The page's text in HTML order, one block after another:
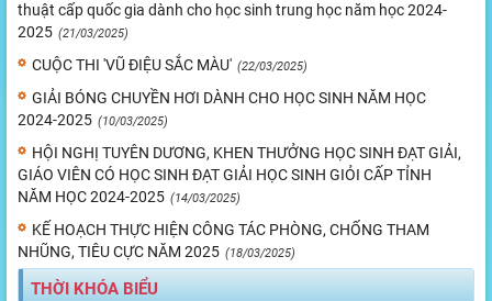
thuật cấp quốc gia dành cho học sinh trung học năm học 2024-
2025 (21/03/2025)
CUỘC THI 'VŨ ĐIỆU SẮC MÀU' (22/03/2025)
GIẢI BÓNG CHUYỀN HƠI DÀNH CHO HỌC SINH NĂM HỌC
2024-2025 (10/03/2025)
HỘI NGHỊ TUYÊN DƯƠNG, KHEN THƯỞNG HỌC SINH ĐẠT GIẢI,
GIÁO VIÊN CÓ HỌC SINH ĐẠT GIẢI HỌC SINH GIỎI CẤP TỈNH
NĂM HỌC 2024-2025 (14/03/2025)
KẾ HOẠCH THỰC HIỆN CÔNG TÁC PHÒNG, CHỐNG THAM
NHŨNG, TIÊU CỰC NĂM 2025 (18/03/2025)
THỜI KHÓA BIỂU